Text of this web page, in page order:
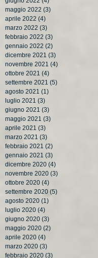
maggio 2022 (3)
aprile 2022 (4)
marzo 2022 (3)
febbraio 2022 (3)
gennaio 2022 (2)
dicembre 2021 (3)
novembre 2021 (4)
ottobre 2021 (4)
settembre 2021 (5)
agosto 2021 (1)
luglio 2021 (3)
giugno 2021 (3)
maggio 2021 (3)
aprile 2021 (3)
marzo 2021 (3)
febbraio 2021 (2)
gennaio 2021 (3)
dicembre 2020 (4)
novembre 2020 (3)
ottobre 2020 (4)
settembre 2020 (5)
agosto 2020 (1)
luglio 2020 (4)
giugno 2020 (3)
maggio 2020 (2)
aprile 2020 (4)
marzo 2020 (3)
febbraio 2020 (3)